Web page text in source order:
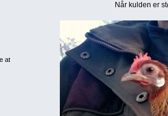
at
Når kulden er